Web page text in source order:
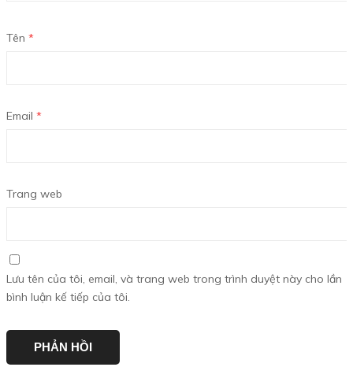
Tên *
Email *
Trang web
Lưu tên của tôi, email, và trang web trong trình duyệt này cho lần
bình luận kế tiếp của tôi.